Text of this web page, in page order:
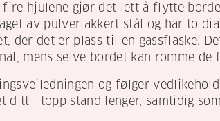
hjulene gjør det lett å flytte
av pulverlakkert stål og har to
der det er plass til en gassflaske.
mens selve bordet kan romme de
og følger
i topp stand lenger, samtidig